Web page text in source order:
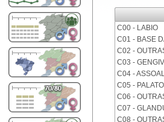
C00 - LABIO
C01 - BASE
C02 -
C03 -
C04 -
C05 - PALATO
C06 -
C07 -
C08 -